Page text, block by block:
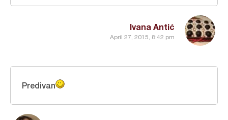
Ivana Antić
April 27, 2015, 8:42 pm
Predivan